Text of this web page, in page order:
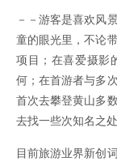
－－游客是喜欢风
童的眼光里，不论
项目；在喜爱摄影
何；在首游者与多
首次去攀登黄山多
去找一些次知名之
目前旅游业界新创